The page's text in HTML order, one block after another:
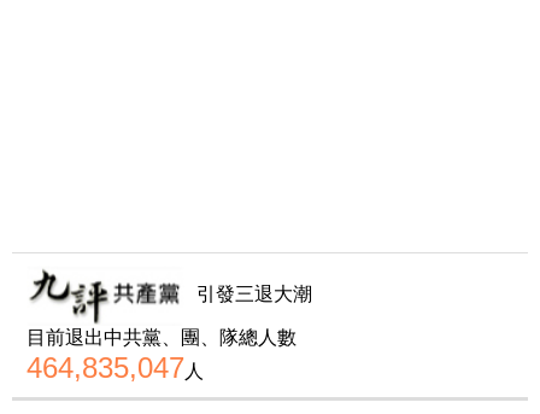
引發三退大潮
目前退出中共黨、團、隊總人數
464,835,047人